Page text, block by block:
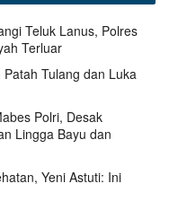
Teluk Lanus, Polres
Terluar
Tulang dan Luka
Polri, Desak
Lingga Bayu dan
Yeni Astuti: Ini